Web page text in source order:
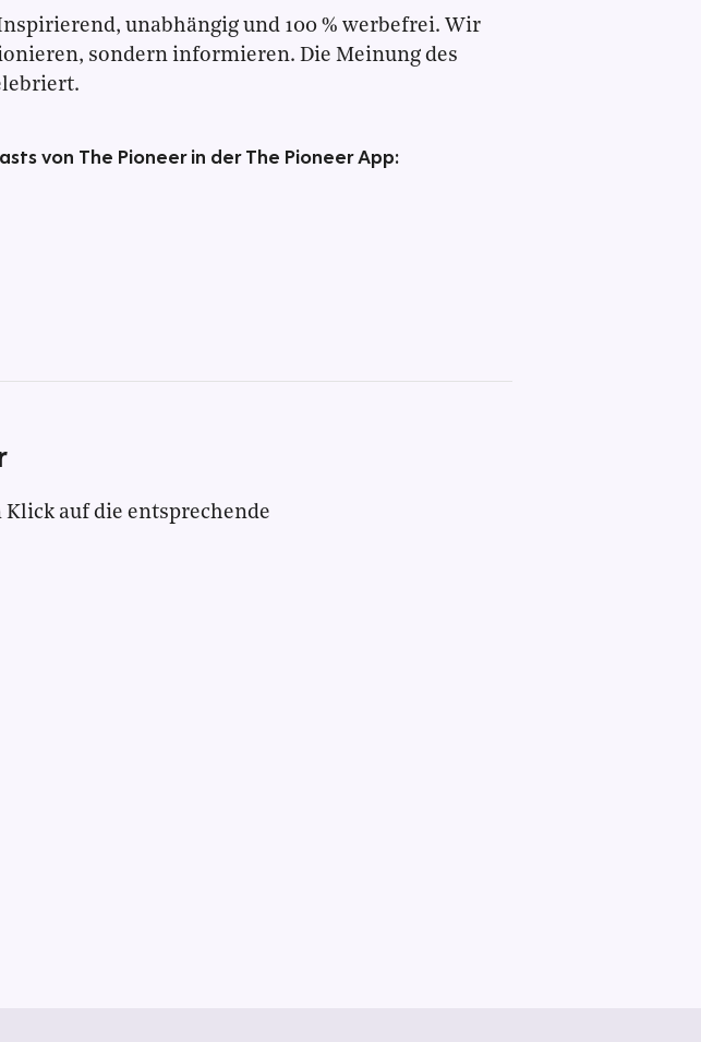
unabhängig und 100 % werbefrei. Wir
sondern informieren. Die Meinung des
von The Pioneer in der The Pioneer App:
auf die entsprechende